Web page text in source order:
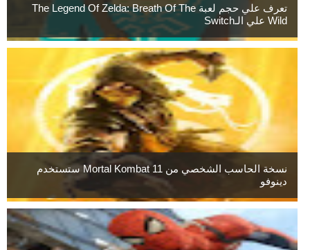
تعرف علي حجم لعبة The Legend Of Zelda: Breath Of The
Wild علي الـSwitch
نسخة الحاسب الشخصي من Mortal Kombat 11 ستستخدم
دينوفو